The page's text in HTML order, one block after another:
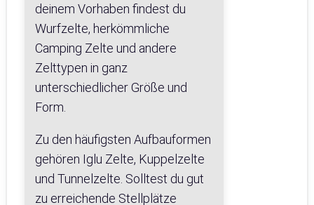
deinem Vorhaben findest du
Wurfzelte, herkömmliche
Camping Zelte und andere
Zelttypen in ganz
unterschiedlicher Größe und
Form.
Zu den häufigsten Aufbauformen
gehören Iglu Zelte, Kuppelzelte
und Tunnelzelte. Solltest du gut
zu erreichende Stellplätze